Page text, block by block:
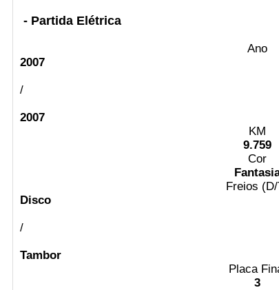
- Partida Elétrica
Ano
2007
/
2007
KM
9.759
Cor
Freios
Disco
/
Tambor
Placa
3